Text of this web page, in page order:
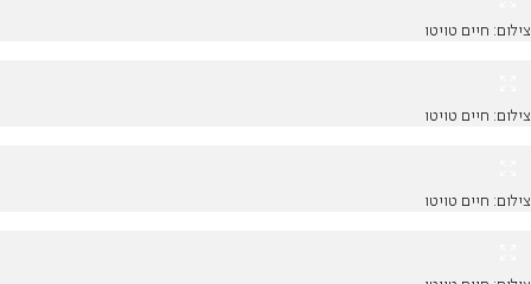
צילום: חיים טויטו
צילום: חיים טויטו
צילום: חיים טויטו